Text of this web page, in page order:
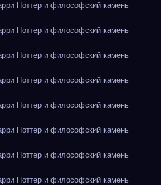
Поттер и философский камень
Поттер и философский камень
Поттер и философский камень
Поттер и философский камень
Поттер и философский камень
Поттер и философский камень
Поттер и философский камень
Поттер и философский камень